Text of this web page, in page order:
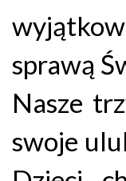
sprawą
Nasze
swoje